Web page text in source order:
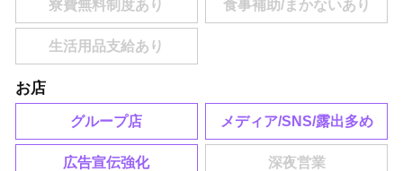
お店
グループ店 メディア/SNS/露出多め
広告宣伝強化